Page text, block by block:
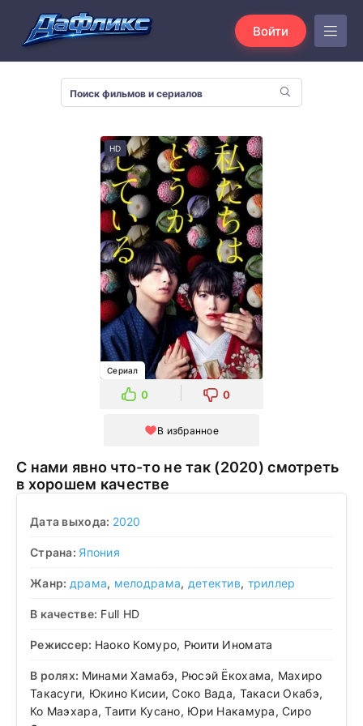
Войти
HD
Сериал
0 0
В избранное
С нами явно что-то не так (2020) смотреть
в хорошем качестве
Дата выхода: 2020
Страна: Япония
Жанр: драма, мелодрама, детектив, триллер
В качестве: Full HD
Режиссер: Наоко Комуро, Рюити Иномата
В ролях: Минами Хамабэ, Рюсэй Ёкохама, Махиро
Такасуги, Юкино Кисии, Соко Вада, Такаси Окабэ,
Ко Маэхара, Таити Кусано, Юри Накамура, Сиро